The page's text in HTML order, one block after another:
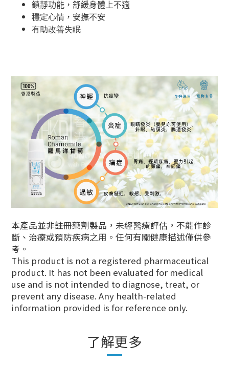
鎮靜功能，舒緩身體上不適
穩定心情，安撫不安
有助改善失眠
本產品並非註冊藥劑製品，未經醫療評估，不能作診
斷、治療或預防疾病之用。任何有關健康描述僅供參
考。
This product is not a registered pharmaceutical
product. It has not been evaluated for medical
use and is not intended to diagnose, treat, or
prevent any disease. Any health-related
information provided is for reference only.
了解更多